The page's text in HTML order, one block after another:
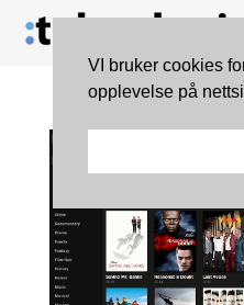
VI bruker cookies
opplevelse på